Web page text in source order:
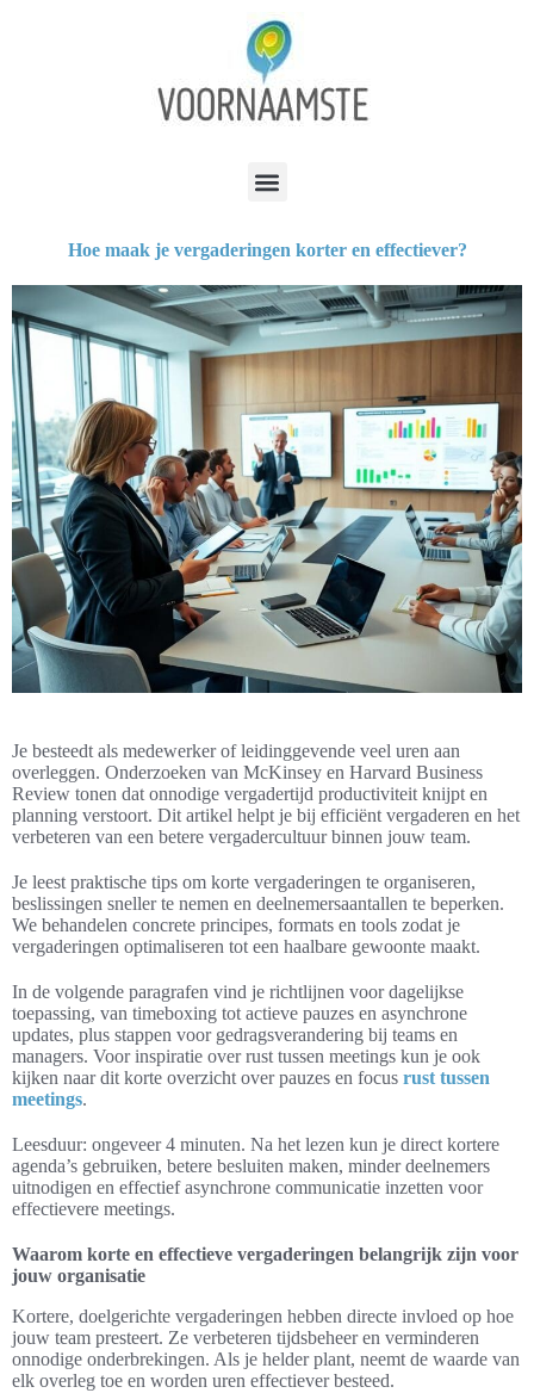
Hoe maak je vergaderingen korter en effectiever?
Je besteedt als medewerker of leidinggevende veel uren aan
overleggen. Onderzoeken van McKinsey en Harvard Business
Review tonen dat onnodige vergadertijd productiviteit knijpt en
planning verstoort. Dit artikel helpt je bij efficiënt vergaderen en het
verbeteren van een betere vergadercultuur binnen jouw team.
Je leest praktische tips om korte vergaderingen te organiseren,
beslissingen sneller te nemen en deelnemersaantallen te beperken.
We behandelen concrete principes, formats en tools zodat je
vergaderingen optimaliseren tot een haalbare gewoonte maakt.
In de volgende paragrafen vind je richtlijnen voor dagelijkse
toepassing, van timeboxing tot actieve pauzes en asynchrone
updates, plus stappen voor gedragsverandering bij teams en
managers. Voor inspiratie over rust tussen meetings kun je ook
kijken naar dit korte overzicht over pauzes en focus rust tussen
meetings.
Leesduur: ongeveer 4 minuten. Na het lezen kun je direct kortere
agenda’s gebruiken, betere besluiten maken, minder deelnemers
uitnodigen en effectief asynchrone communicatie inzetten voor
effectievere meetings.
Waarom korte en effectieve vergaderingen belangrijk zijn voor
jouw organisatie
Kortere, doelgerichte vergaderingen hebben directe invloed op hoe
jouw team presteert. Ze verbeteren tijdsbeheer en verminderen
onnodige onderbrekingen. Als je helder plant, neemt de waarde van
elk overleg toe en worden uren effectiever besteed.